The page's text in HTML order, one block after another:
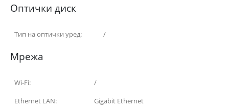
Оптички диск
Тип на оптички уред: /
Мрежа
Wi-Fi:
/
Ethernet LAN:
Gigabit Ethernet